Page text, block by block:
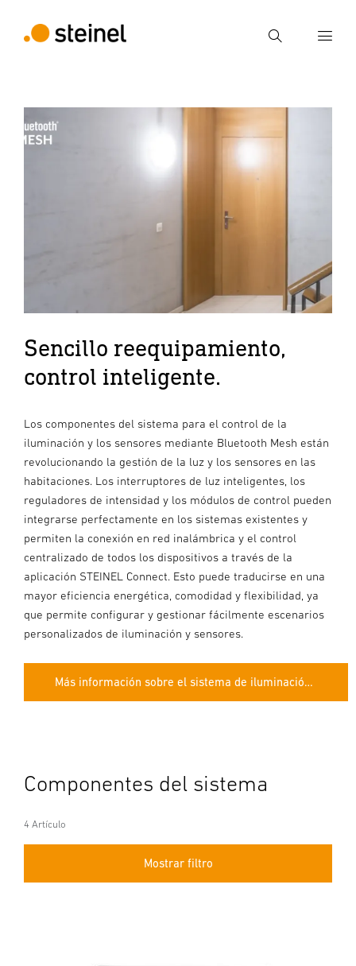
Búsqueda
Introducir el término de búsqueda
Sencillo reequipamiento,
control inteligente.
Los componentes del sistema para el control de la
iluminación y los sensores mediante Bluetooth Mesh están
revolucionando la gestión de la luz y los sensores en las
habitaciones. Los interruptores de luz inteligentes, los
reguladores de intensidad y los módulos de control pueden
integrarse perfectamente en los sistemas existentes y
permiten la conexión en red inalámbrica y el control
centralizado de todos los dispositivos a través de la
aplicación STEINEL Connect. Esto puede traducirse en una
mayor eficiencia energética, comodidad y flexibilidad, ya
que permite configurar y gestionar fácilmente escenarios
personalizados de iluminación y sensores.
Más información sobre el sistema de iluminación conectada
Componentes del sistema
4 Artículo
Mostrar filtro